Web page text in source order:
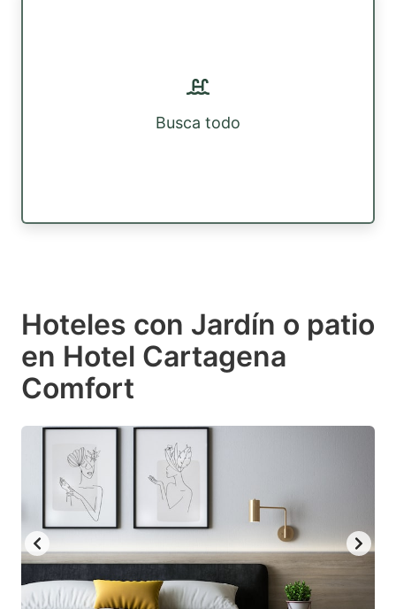
Busca todo
Hoteles con Jardín o patio
en Hotel Cartagena
Comfort